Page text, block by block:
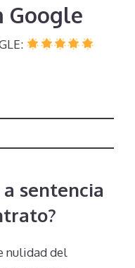
Google
sentencia
nulidad del